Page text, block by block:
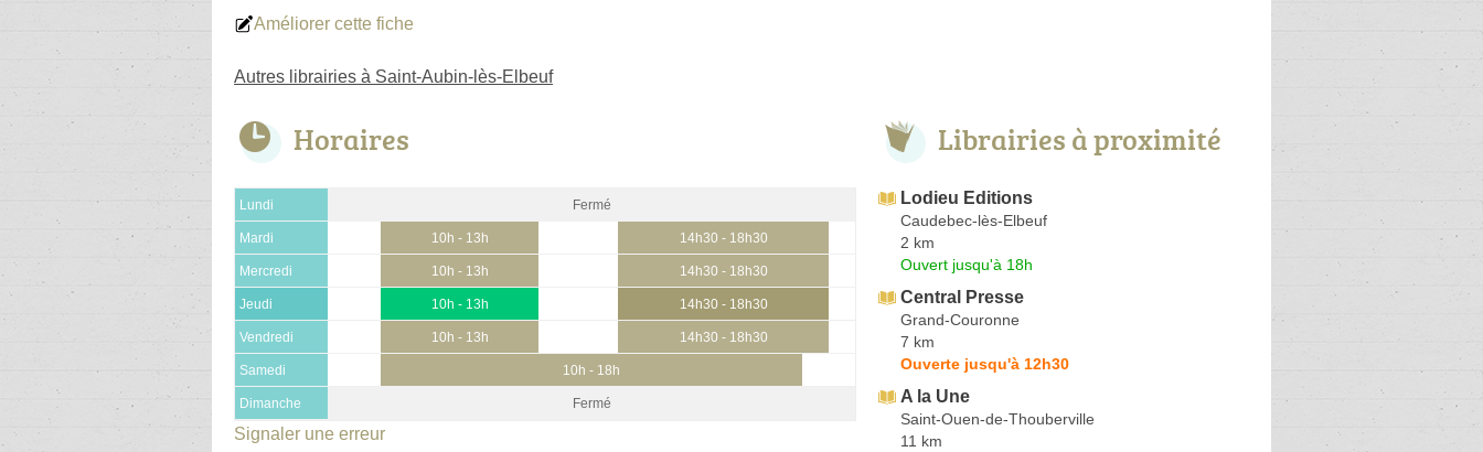
Améliorer cette fiche
Autres librairies à Saint-Aubin-lès-Elbeuf
Horaires
Lundi Fermé
Mardi 10h - 13h 14h30 - 18h30
Mercredi 10h - 13h 14h30 - 18h30
Jeudi 10h - 13h 14h30 - 18h30
Vendredi 10h - 13h 14h30 - 18h30
Samedi 10h - 18h
Dimanche Fermé
Signaler une erreur
Librairies à proximité
Lodieu Editions
Caudebec-lès-Elbeuf
2 km
Ouvert jusqu'à 18h
Central Presse
Grand-Couronne
7 km
Ouverte jusqu'à 12h30
A la Une
Saint-Ouen-de-Thouberville
11 km